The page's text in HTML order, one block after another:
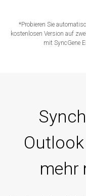
*Probieren Sie
kostenlosen Version auf
mit SyncGene
mehr